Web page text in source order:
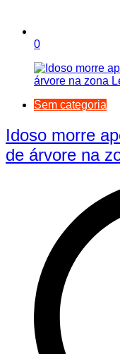
0
Sem categoria
Idoso morre
de árvore na